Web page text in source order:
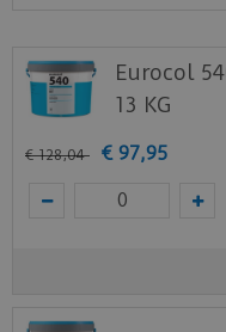
jouw
Varieer met
normale visgraat,
en in 2,0 mm
de
Download
Eurocol
13 KG
€ 128,04 € 97,95